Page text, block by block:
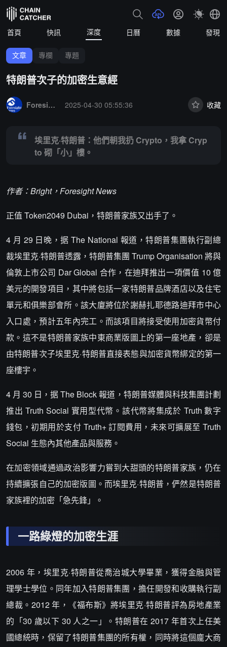
首頁 快訊 深度 日曆 數據 發現
文章 專欄 專題
特朗普次子的加密生意經
Foresight News
2025-04-30 05:55:36 收藏
埃里克·特朗普：他們朝我扔 Crypto，我拿 Cryp
to 砌「小」樓。
作者：Bright，Foresight News
正值 Token2049 Dubai，特朗普家族又出手了。
4 月 29 日晚，据 The National 報道，特朗普集團執行副總
裁埃里克·特朗普透露，特朗普集團 Trump Organisation 將與
倫敦上市公司 Dar Global 合作，在迪拜推出一項價值 10 億
美元的開發項目，其中將包括一家特朗普品牌酒店以及住宅
單元和俱樂部會所。該大廈將位於謝赫扎耶德路迪拜市中心
入口處，預計五年內完工。而該項目將接受使用加密貨幣付
款。這不是特朗普家族中東商業版圖上的第一座地產，卻是
由特朗普次子埃里克·特朗普直接表態與加密貨幣綁定的第一
座樓宇。
4 月 30 日，据 The Block 報道，特朗普媒體與科技集團計劃
推出 Truth Social 實用型代幣。該代幣將集成於 Truth 數字
錢包，初期用於支付 Truth+ 訂閱費用，未來可擴展至 Truth
Social 生態內其他產品與服務。
在加密領域通過政治影響力嘗到大甜頭的特朗普家族，仍在
持續擴張自己的加密版圖。而埃里克·特朗普，俨然是特朗普
家族裡的加密「急先鋒」。
一路綠燈的加密生涯
2006 年，埃里克·特朗普從喬治城大學畢業，獲得金融與管
理學士學位。同年加入特朗普集團，擔任開發和收購執行副
總裁。2012 年，《福布斯》將埃里克·特朗普評為房地產業
的「30 歲以下 30 人之一」。特朗普在 2017 年首次上任美
國總統時，保留了特朗普集團的所有權，同時將這個龐大商